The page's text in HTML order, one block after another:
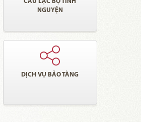
CÂU LẠC BỘ TÌNH
NGUYỆN
DỊCH VỤ BẢO TÀNG